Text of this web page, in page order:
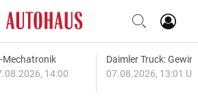
Mechatronik
14:00
Daimler Truck:
07.08.2026, 13:01